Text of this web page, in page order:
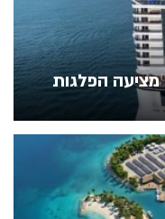
מהקריביים ועד אלסקה: MSC מציעה הפלגות